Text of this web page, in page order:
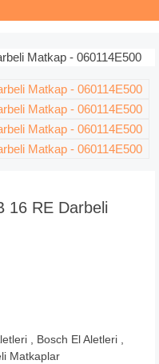
16 RE Darbeli
Bosch El Aletleri
Matkaplar